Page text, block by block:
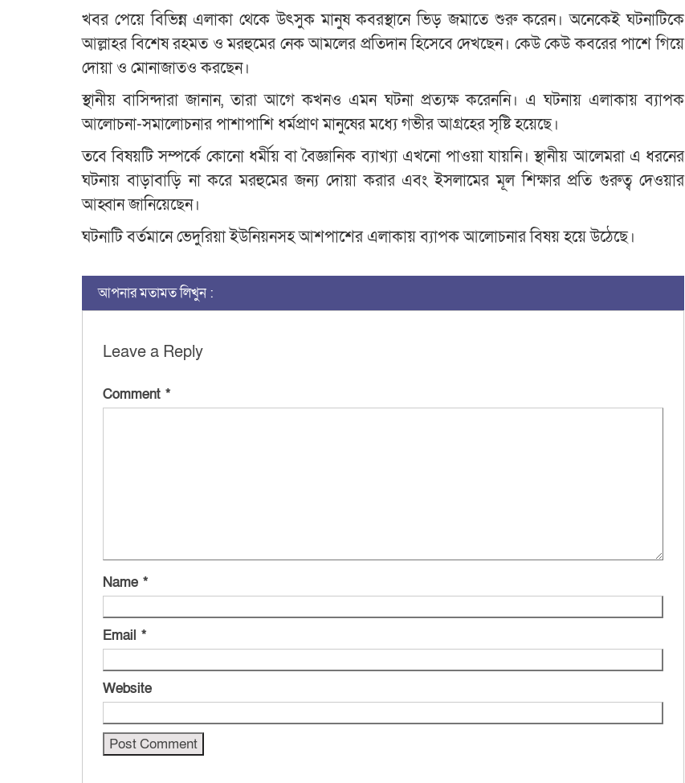
খবর পেয়ে বিভিন্ন এলাকা থেকে উৎসুক মানুষ কবরস্থানে ভিড় জমাতে শুরু করেন। অনেকেই ঘটনাটিকে
আল্লাহর বিশেষ রহমত ও মরহুমের নেক আমলের প্রতিদান হিসেবে দেখছেন। কেউ কেউ কবরের পাশে গিয়ে
দোয়া ও মোনাজাতও করছেন।
স্থানীয় বাসিন্দারা জানান, তারা আগে কখনও এমন ঘটনা প্রত্যক্ষ করেননি। এ ঘটনায় এলাকায় ব্যাপক
আলোচনা-সমালোচনার পাশাপাশি ধর্মপ্রাণ মানুষের মধ্যে গভীর আগ্রহের সৃষ্টি হয়েছে।
তবে বিষয়টি সম্পর্কে কোনো ধর্মীয় বা বৈজ্ঞানিক ব্যাখ্যা এখনো পাওয়া যায়নি। স্থানীয় আলেমরা এ ধরনের
ঘটনায় বাড়াবাড়ি না করে মরহুমের জন্য দোয়া করার এবং ইসলামের মূল শিক্ষার প্রতি গুরুত্ব দেওয়ার
আহ্বান জানিয়েছেন।
ঘটনাটি বর্তমানে ভেদুরিয়া ইউনিয়নসহ আশপাশের এলাকায় ব্যাপক আলোচনার বিষয় হয়ে উঠেছে।
আপনার মতামত লিখুন :
Leave a Reply
Comment *
Name *
Email *
Website